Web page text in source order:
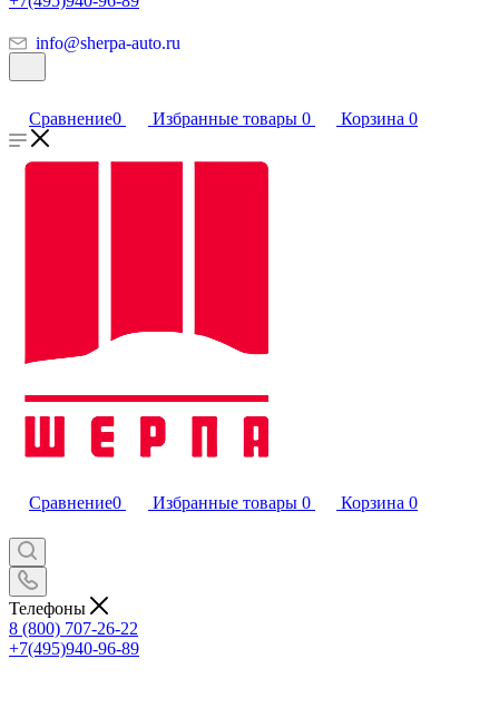
info@sherpa-auto.ru
Сравнение0 Избранные товары 0 Корзина 0
Сравнение0 Избранные товары 0 Корзина 0
Телефоны
8 (800) 707-26-22
+7(495)940-96-89